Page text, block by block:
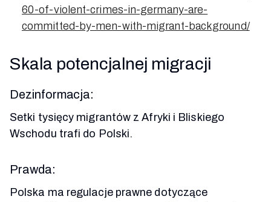
60-of-violent-crimes-in-germany-are-
committed-by-men-with-migrant-background/
Skala potencjalnej migracji
Dezinformacja:
Setki tysięcy migrantów z Afryki i Bliskiego
Wschodu trafi do Polski.
Prawda:
Polska ma regulacje prawne dotyczące